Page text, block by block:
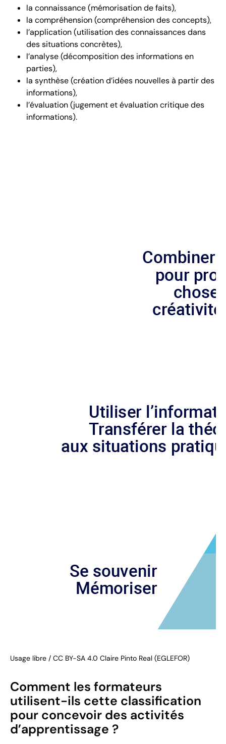
la connaissance (mémorisation de faits),
la compréhension (compréhension des concepts),
l’application (utilisation des connaissances dans
des situations concrètes),
l’analyse (décomposition des informations en
parties),
la synthèse (création d’idées nouvelles à partir des
informations),
l’évaluation (jugement et évaluation critique des
informations).
Usage libre / CC BY-SA 4.0 Claire Pinto Real (EGLEFOR)
Comment les formateurs
utilisent-ils cette classification
pour concevoir des activités
d’apprentissage ?